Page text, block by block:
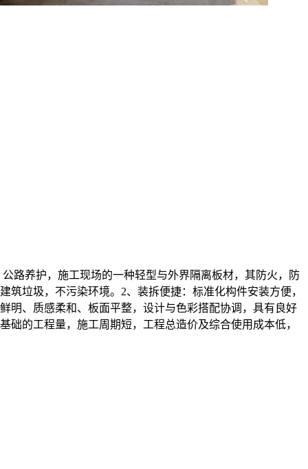
路养护，施工现场的一种轻型与外界隔离板材，其防火，防
垃圾，不污染环境。2、装拆便捷：标准化构件安装方便，
明、质感柔和、板面平整，设计与色彩搭配协调，具有良好
的工程量，施工周期短，工程总造价及综合使用成本低，